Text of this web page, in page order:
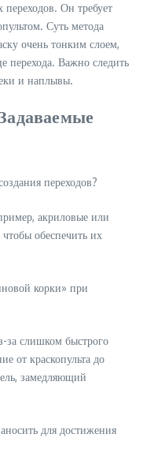
Он требует
Суть метода
очень тонким слоем,
перехода. Важно следить
и наплывы.
переходов?
акриловые или
обеспечить их
корки» при
за слишком быстрого
от краскопульта до
замедляющий
для достижения